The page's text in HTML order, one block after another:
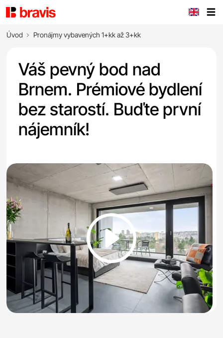
Úvod Pronájmy vybavených 1+kk až 3+kk
Váš pevný bod nad
Brnem. Prémiové bydlení
bez starostí. Buďte první
nájemník!